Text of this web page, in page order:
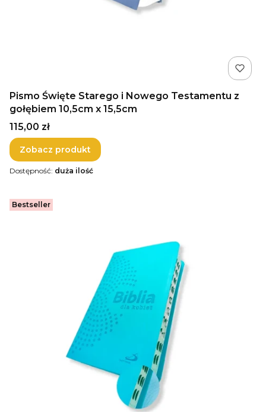
Pismo Święte Starego i Nowego Testamentu z
gołębiem 10,5cm x 15,5cm
Cena
115,00 zł
Zobacz produkt
Dostępność: duża ilość
Bestseller